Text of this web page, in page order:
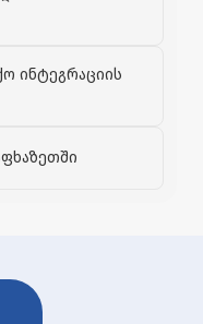
ინტეგრაციის
მინდა, დიდი
მხარეს.
და
გიორგი
წევრები,
და